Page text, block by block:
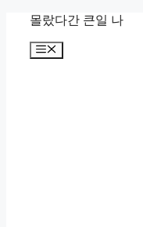
몰랐다간 큰일 나
메